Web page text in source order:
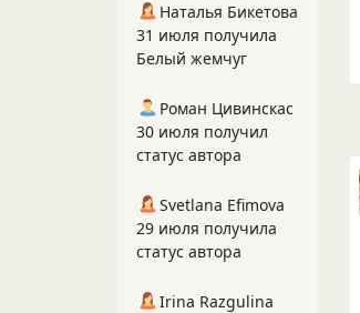
Наталья Бикетова
31 июля получила
Белый жемчуг
Роман Цивинскас
30 июля получил
статус автора
Svetlana Efimova
29 июля получила
статус автора
Irina Razgulina